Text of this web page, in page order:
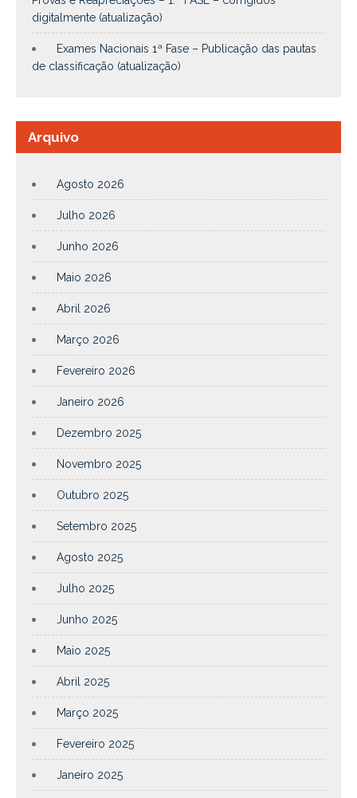
digitalmente (atualização)
Exames Nacionais 1ª Fase – Publicação das pautas
de classificação (atualização)
Arquivo
Agosto 2026
Julho 2026
Junho 2026
Maio 2026
Abril 2026
Março 2026
Fevereiro 2026
Janeiro 2026
Dezembro 2025
Novembro 2025
Outubro 2025
Setembro 2025
Agosto 2025
Julho 2025
Junho 2025
Maio 2025
Abril 2025
Março 2025
Fevereiro 2025
Janeiro 2025